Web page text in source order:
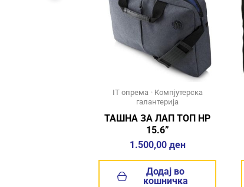
IT опрема • Компјутерска
галантерија
ТАШНА ЗА ЛАП ТОП HP
15.6”
1.500,00 ден
Додај во
кошничка